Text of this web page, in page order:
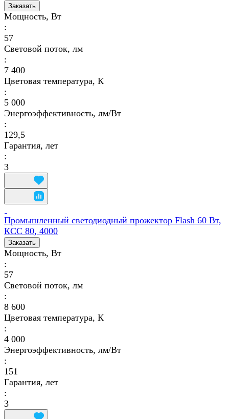
Заказать
Мощность, Вт
:
57
Световой поток, лм
:
7 400
Цветовая температура, К
:
5 000
Энергоэффективность, лм/Вт
:
129,5
Гарантия, лет
:
3
Промышленный светодиодный прожектор Flash 60 Вт,
КСС 80, 4000
Заказать
Мощность, Вт
:
57
Световой поток, лм
:
8 600
Цветовая температура, К
:
4 000
Энергоэффективность, лм/Вт
:
151
Гарантия, лет
:
3